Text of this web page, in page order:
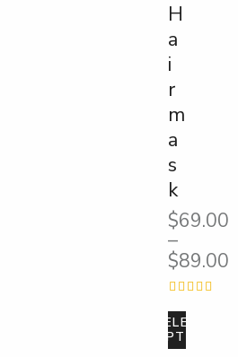
H
a
i
r
m
a
s
k
$69.00
–
$89.00
5.00
/ 5
SELECT
OPTIONS